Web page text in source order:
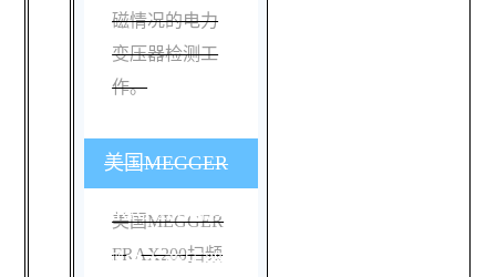
磁情况的电力
变压器检测工
作。
美国MEGGER
FRAX200可以检
测电力变压器的
美国MEGGER
FRAX200扫频